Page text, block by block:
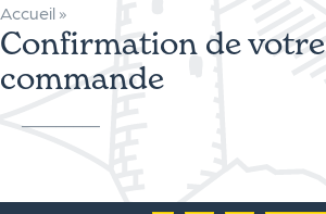
Accueil »
Confirmation de votre
commande